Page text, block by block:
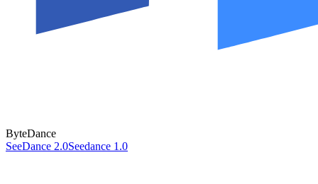
ByteDance
SeeDance 2.0Seedance 1.0